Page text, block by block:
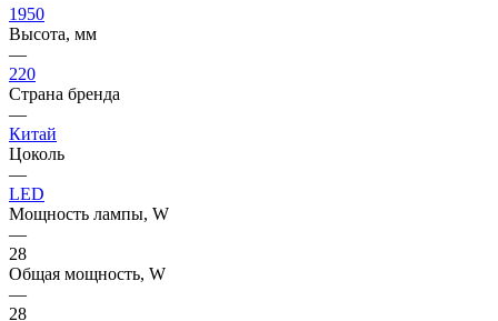
1950
Высота, мм
—
220
Страна бренда
—
Китай
Цоколь
—
LED
Мощность лампы, W
—
28
Общая мощность, W
—
28